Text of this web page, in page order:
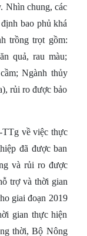
Nhìn chung, các
bao phủ khá
trồng trọt gồm:
quả, rau màu;
Ngành thủy
rủi ro được bảo
TTg về việc thực
đã được ban
và rủi ro được
trợ và thời gian
giai đoạn 2019
gian thực hiện
thời, Bộ Nông